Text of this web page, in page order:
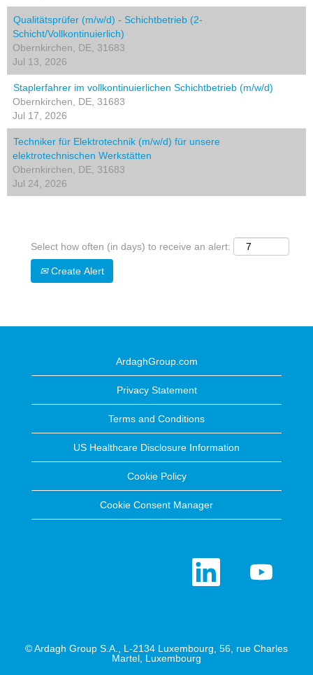
Qualitätsprüfer (m/w/d) - Schichtbetrieb (2-
Schicht/Vollkontinuierlich)
Obernkirchen, DE, 31683
Jul 13, 2026
Staplerfahrer im vollkontinuierlichen Schichtbetrieb (m/w/d)
Obernkirchen, DE, 31683
Jul 17, 2026
Techniker für Elektrotechnik (m/w/d) für unsere
elektrotechnischen Werkstätten
Obernkirchen, DE, 31683
Jul 24, 2026
Select how often (in days) to receive an alert:
Create Alert
ArdaghGroup.com
Privacy Statement
Terms and Conditions
US Healthcare Disclosure Information
Cookie Policy
Cookie Consent Manager
O
n
e
w
e
© Ardagh Group S.A., L-2134 Luxembourg, 56, rue Charles
Martel, Luxembourg